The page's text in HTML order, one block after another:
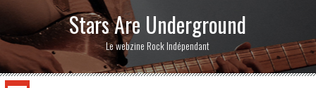
Stars Are Underground
Le webzine Rock Indépendant